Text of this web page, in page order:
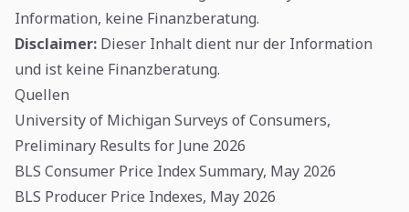
Information, keine Finanzberatung.
Disclaimer: Dieser Inhalt dient nur der Information
und ist keine Finanzberatung.
Quellen
University of Michigan Surveys of Consumers,
Preliminary Results for June 2026
BLS Consumer Price Index Summary, May 2026
BLS Producer Price Indexes, May 2026